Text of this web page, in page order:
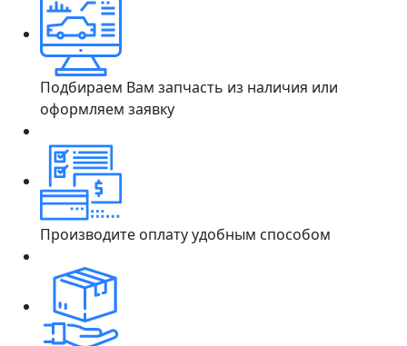
Подбираем Вам запчасть из наличия или
оформляем заявку
Производите оплату удобным способом